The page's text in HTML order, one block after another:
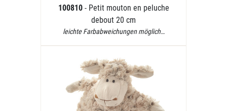
100810 - Petit mouton en peluche
debout 20 cm
leichte Farbabweichungen möglich…